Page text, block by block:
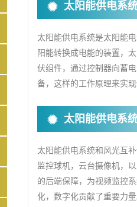
太阳能供电系
太阳能供电系统是太阳能
阳能转换成电能的装置，
伏组件，通过控制器向蓄
备，这样的工作原理来实
太阳能供电系
太阳能供电系统和风光互
监控球机，云台摄像机，
的后端保障，为视频监控
化，数字化贡献了重要力量